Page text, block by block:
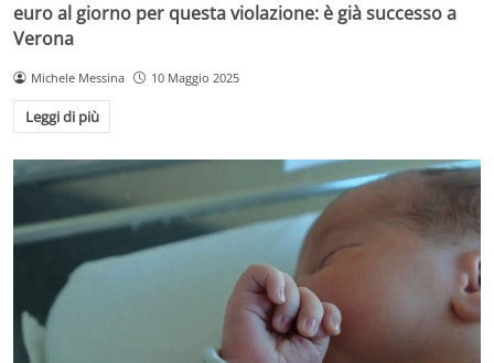
euro al giorno per questa violazione: è già successo a
Verona
Michele Messina 10 Maggio 2025
Leggi di più